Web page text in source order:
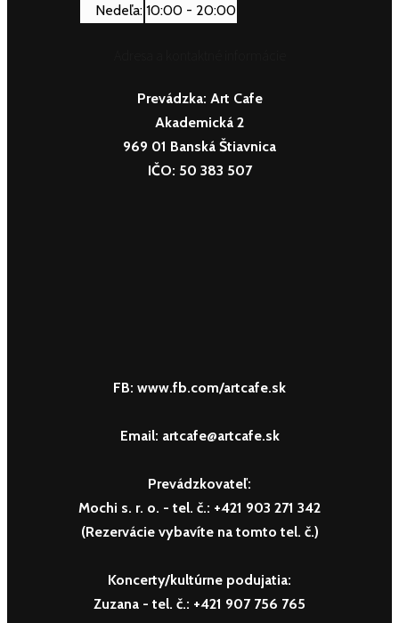
Nedeľa: 10:00 - 20:00
Prevádzka: Art Cafe
Akademická 2
969 01 Banská Štiavnica
IČO: 50 383 507
FB: www.fb.com/artcafe.sk
Email: artcafe@artcafe.sk
Prevádzkovateľ:
Mochi s. r. o. - tel. č.: +421 903 271 342
(Rezervácie vybavíte na tomto tel. č.)
Koncerty/kultúrne podujatia:
Zuzana - tel. č.: +421 907 756 765